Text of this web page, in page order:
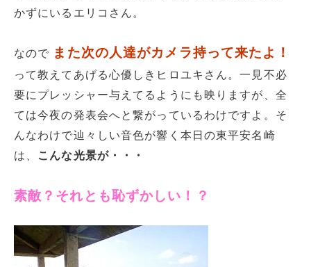
かずにいるエリコさん。
なので また次の人達がカメラ持って来たよ！
って教えてあげる心優しきヒロユキさん。一見不必
要にプレッシャー与えてるようにも映りますが、全
ては今夜の発表会へと繋がっているわけですよ。そ
んなわけで辿々しい音色が響く本日の東平安名崎
は、
こんな光景が・・・
素敵？それとも恥ずかしい！？